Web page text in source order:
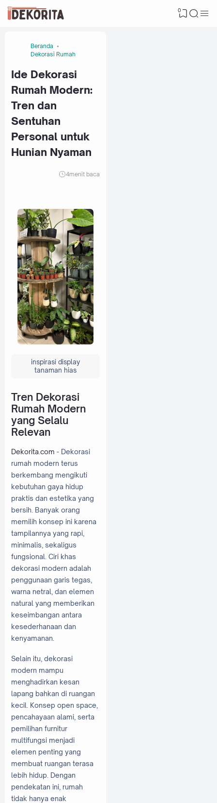
0
Beranda
Dekorasi Rumah
Ide Dekorasi
Rumah Modern:
Tren dan
Sentuhan
Personal untuk
Hunian Nyaman
4menit baca
inspirasi display
tanaman hias
Tren Dekorasi
Rumah Modern
yang Selalu
Relevan
Dekorita.com - Dekorasi
rumah modern terus
berkembang mengikuti
kebutuhan gaya hidup
praktis dan estetika yang
bersih. Banyak orang
memilih konsep ini karena
tampilannya yang rapi,
minimalis, sekaligus
fungsional. Ciri khas
dekorasi modern adalah
penggunaan garis tegas,
warna netral, dan elemen
natural yang memberikan
keseimbangan antara
kesederhanaan dan
kenyamanan.
Selain itu, dekorasi
modern mampu
menghadirkan kesan
lapang bahkan di ruangan
kecil. Konsep open space,
pencahayaan alami, serta
pemilihan furnitur
multifungsi menjadi
elemen penting yang
membuat ruangan terasa
lebih hidup. Dengan
pendekatan ini, rumah
tidak hanya enak